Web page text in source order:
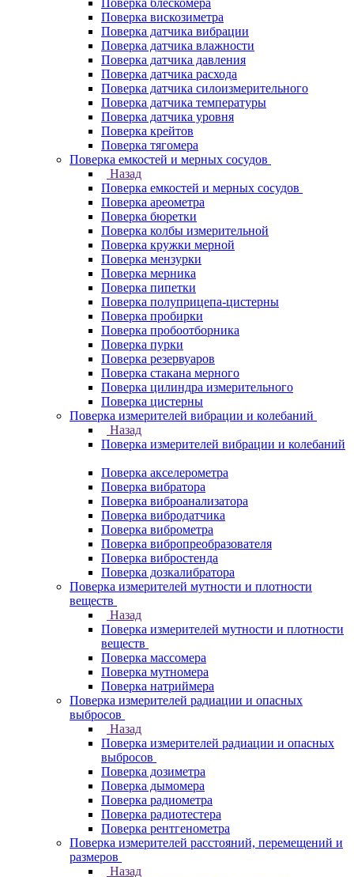
Поверка блескомера
Поверка вискозиметра
Поверка датчика вибрации
Поверка датчика влажности
Поверка датчика давления
Поверка датчика расхода
Поверка датчика силоизмерительного
Поверка датчика температуры
Поверка датчика уровня
Поверка крейтов
Поверка тягомера
Поверка емкостей и мерных сосудов
Назад
Поверка емкостей и мерных сосудов
Поверка ареометра
Поверка бюретки
Поверка колбы измерительной
Поверка кружки мерной
Поверка мензурки
Поверка мерника
Поверка пипетки
Поверка полуприцепа-цистерны
Поверка пробирки
Поверка пробоотборника
Поверка пурки
Поверка резервуаров
Поверка стакана мерного
Поверка цилиндра измерительного
Поверка цистерны
Поверка измерителей вибрации и колебаний
Назад
Поверка измерителей вибрации и колебаний
Поверка акселерометра
Поверка вибратора
Поверка виброанализатора
Поверка вибродатчика
Поверка виброметра
Поверка вибропреобразователя
Поверка вибростенда
Поверка дозкалибратора
Поверка измерителей мутности и плотности
веществ
Назад
Поверка измерителей мутности и плотности
веществ
Поверка массомера
Поверка мутномера
Поверка натриймера
Поверка измерителей радиации и опасных
выбросов
Назад
Поверка измерителей радиации и опасных
выбросов
Поверка дозиметра
Поверка дымомера
Поверка радиометра
Поверка радиотестера
Поверка рентгенометра
Поверка измерителей расстояний, перемещений и
размеров
Назад